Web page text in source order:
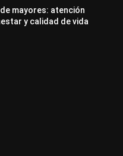
mayores: atención
y calidad de vida